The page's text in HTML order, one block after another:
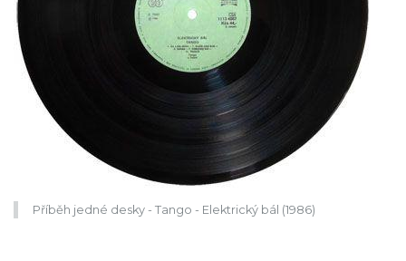
Příběh jedné desky - Tango - Elektrický bál (1986)